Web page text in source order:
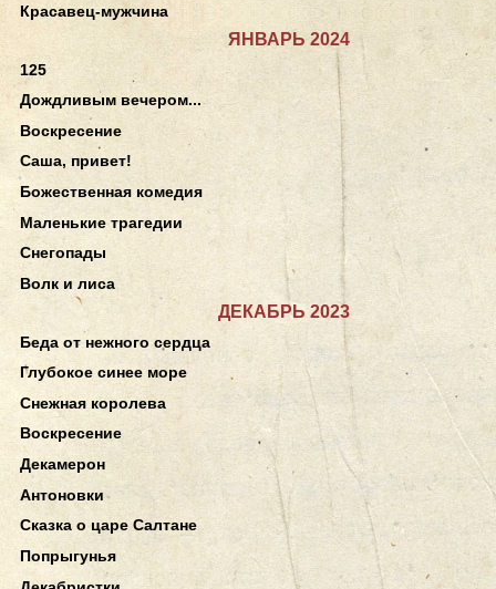
Красавец-мужчина
ЯНВАРЬ 2024
125
Дождливым вечером...
Воскресение
Саша, привет!
Божественная комедия
Маленькие трагедии
Снегопады
Волк и лиса
ДЕКАБРЬ 2023
Беда от нежного сердца
Глубокое синее море
Снежная королева
Воскресение
Декамерон
Антоновки
Сказка о царе Салтане
Попрыгунья